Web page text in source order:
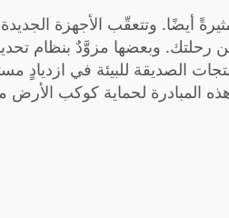
مثيرةً أيضًا. وتتعقّب الأجهزة
الصديقة للبيئة في